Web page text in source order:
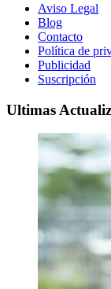
Aviso Legal
Blog
Contacto
Política de
Publicidad
Suscripción
Ultimas